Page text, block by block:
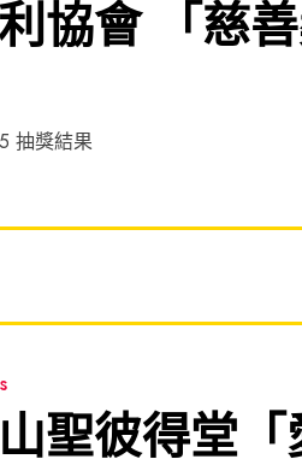
協會 「慈
抽獎結果
聖彼得堂「